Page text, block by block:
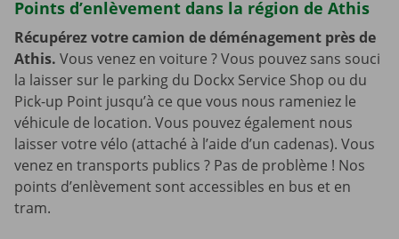
Points d’enlèvement dans la région de Athis
Récupérez votre camion de déménagement près de
Athis. Vous venez en voiture ? Vous pouvez sans souci
la laisser sur le parking du Dockx Service Shop ou du
Pick-up Point jusqu’à ce que vous nous rameniez le
véhicule de location. Vous pouvez également nous
laisser votre vélo (attaché à l’aide d’un cadenas). Vous
venez en transports publics ? Pas de problème ! Nos
points d’enlèvement sont accessibles en bus et en
tram.